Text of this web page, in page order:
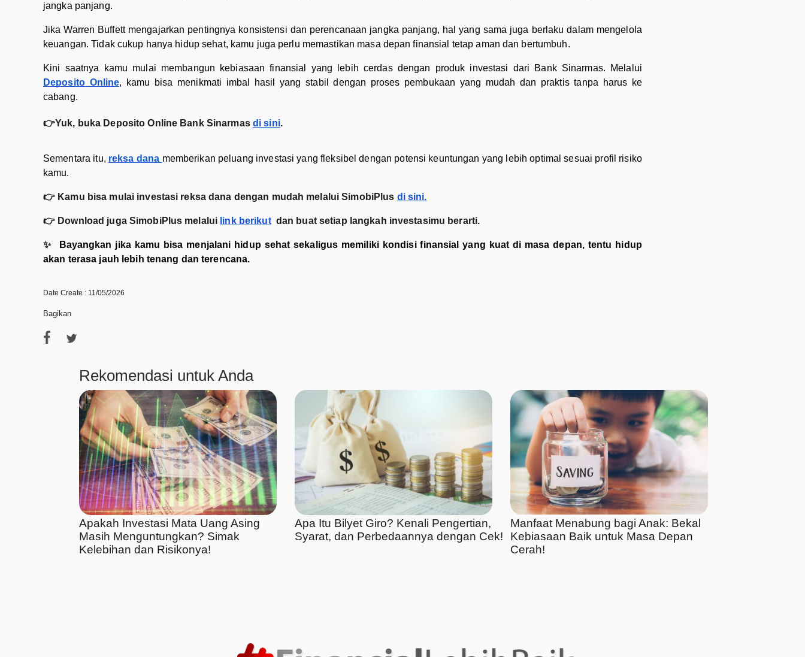
jangka panjang.
Jika Warren Buffett mengajarkan pentingnya konsistensi dan perencanaan jangka panjang, hal yang sama juga berlaku dalam mengelola
keuangan. Tidak cukup hanya hidup sehat, kamu juga perlu memastikan masa depan finansial tetap aman dan bertumbuh.
Kini saatnya kamu mulai membangun kebiasaan finansial yang lebih cerdas dengan produk investasi dari Bank Sinarmas. Melalui
Deposito Online, kamu bisa menikmati imbal hasil yang stabil dengan proses pembukaan yang mudah dan praktis tanpa harus ke
cabang.
👉Yuk, buka Deposito Online Bank Sinarmas di sini.
Sementara itu, reksa dana memberikan peluang investasi yang fleksibel dengan potensi keuntungan yang lebih optimal sesuai profil risiko
kamu.
👉 Kamu bisa mulai investasi reksa dana dengan mudah melalui SimobiPlus di sini.
👉 Download juga SimobiPlus melalui link berikutdan buat setiap langkah investasimu berarti.
✨
Bayangkan jika kamu bisa menjalani hidup sehat sekaligus memiliki kondisi finansial yang kuat di masa depan, tentu hidup
akan terasa jauh lebih tenang dan terencana.
Date Create : 11/05/2026
Bagikan
Rekomendasi untuk Anda
Apakah Investasi Mata Uang Asing
Masih Menguntungkan? Simak
Kelebihan dan Risikonya!
Apa Itu Bilyet Giro? Kenali Pengertian,
Syarat, dan Perbedaannya dengan Cek!
Manfaat Menabung bagi Anak: Bekal
Kebiasaan Baik untuk Masa Depan
Cerah!